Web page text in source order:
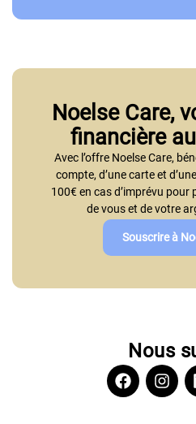
Noelse Care,
financière
Avec l’offre Noelse Care,
compte, d’une carte et
100€ en cas d’imprévu pour
de vous et de votre
Souscrire à
Nous